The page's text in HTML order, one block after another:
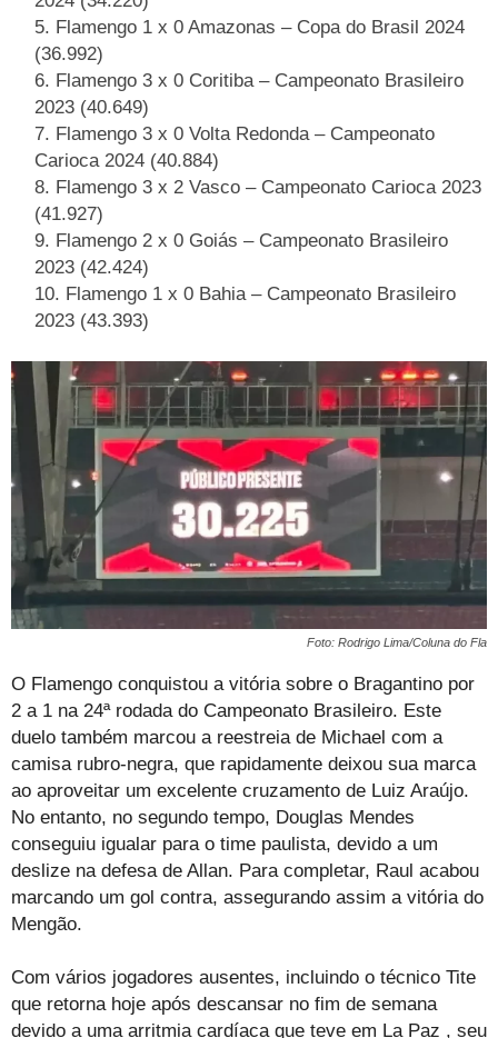
Flamengo 1 x 0 Amazonas – Copa do Brasil 2024
(36.992)
Flamengo 3 x 0 Coritiba – Campeonato Brasileiro
2023 (40.649)
Flamengo 3 x 0 Volta Redonda – Campeonato
Carioca 2024 (40.884)
Flamengo 3 x 2 Vasco – Campeonato Carioca 2023
(41.927)
Flamengo 2 x 0 Goiás – Campeonato Brasileiro
2023 (42.424)
Flamengo 1 x 0 Bahia – Campeonato Brasileiro
2023 (43.393)
Foto: Rodrigo Lima/Coluna do Fla
O Flamengo conquistou a vitória sobre o Bragantino por
2 a 1 na 24ª rodada do Campeonato Brasileiro. Este
duelo também marcou a reestreia de Michael com a
camisa rubro-negra, que rapidamente deixou sua marca
ao aproveitar um excelente cruzamento de Luiz Araújo.
No entanto, no segundo tempo, Douglas Mendes
conseguiu igualar para o time paulista, devido a um
deslize na defesa de Allan. Para completar, Raul acabou
marcando um gol contra, assegurando assim a vitória do
Mengão.
Com vários jogadores ausentes, incluindo o técnico Tite
que retorna hoje após descansar no fim de semana
devido a uma arritmia cardíaca que teve em La Paz , seu